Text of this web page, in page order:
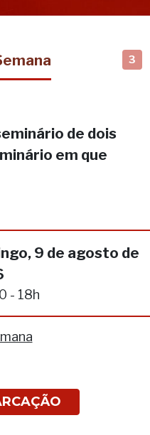
3
de dois
em que
9 de agosto de
- 18h